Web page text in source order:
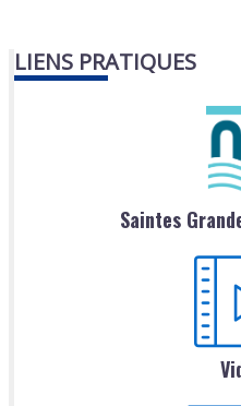
LIENS PRATIQUES
Saintes